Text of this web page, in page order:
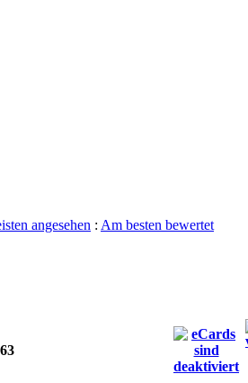
angesehen : Am besten bewertet